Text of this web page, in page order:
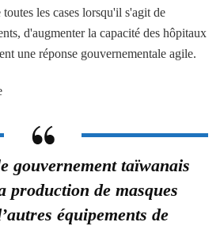
les cases lorsqu'il s'agit de
d'augmenter la capacité des hôpitaux
une réponse gouvernementale agile.
gouvernement taïwanais
production de masques
équipements de